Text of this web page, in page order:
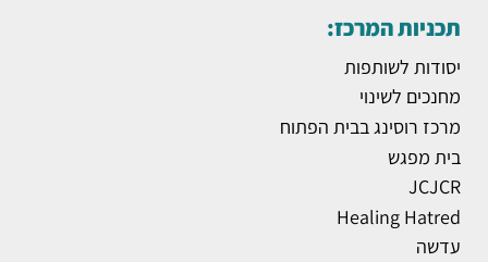
תכניות המרכז:
יסודות לשותפות
מחנכים לשינוי
מרכז רוסינג בבית הפתוח
בית מפגש
JCJCR
Healing Hatred
עדשה